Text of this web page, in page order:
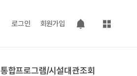
로그인 회원가입
팝업 열기
사이트맵
통합프로그램/시설대관조회